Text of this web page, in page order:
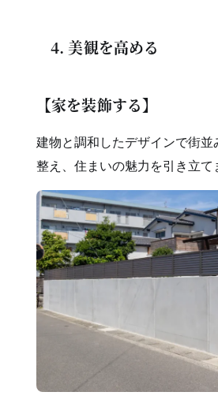
4. 美観を高める
【家を装飾する】
建物と調和したデザインで街並
整え、住まいの魅力を引き立て